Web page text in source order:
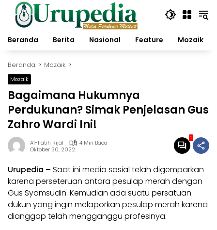
Langsung
konten
Beranda
Berita Nasional Feature Mozaik
Beranda Mozaik
Mozaik
Bagaimana Hukumnya
Perdukunan? Simak Penjelasan Gus
Zahro Wardi Ini!
Al-Fatih Rijal
4 Min Baca
Oktober 30, 2022
1
Urupedia – Saat ini media sosial telah digemparkan
karena perseteruan antara pesulap merah dengan
Gus Syamsudin. Kemudian ada suatu persatuan
dukun yang ingin melaporkan pesulap merah karena
dianggap telah mengganggu profesinya.